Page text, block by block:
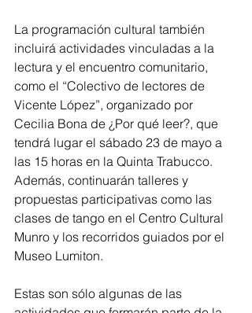
La programación cultural también
incluirá actividades vinculadas a la
lectura y el encuentro comunitario,
como el “Colectivo de lectores de
Vicente López”, organizado por
Cecilia Bona de ¿Por qué leer?, que
tendrá lugar el sábado 23 de mayo a
las 15 horas en la Quinta Trabucco.
Además, continuarán talleres y
propuestas participativas como las
clases de tango en el Centro Cultural
Munro y los recorridos guiados por el
Museo Lumiton.
Estas son sólo algunas de las